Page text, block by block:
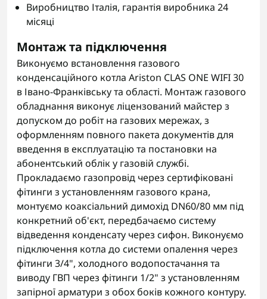
Виробництво Італія, гарантія виробника 24
місяці
Монтаж та підключення
Виконуємо встановлення газового
конденсаційного котла Ariston CLAS ONE WIFI 30
в Івано-Франківську та області. Монтаж газового
обладнання виконує ліцензований майстер з
допуском до робіт на газових мережах, з
оформленням повного пакета документів для
введення в експлуатацію та постановки на
абонентський облік у газовій службі.
Прокладаємо газопровід через сертифіковані
фітинги з установленням газового крана,
монтуємо коаксіальний димохід DN60/80 мм під
конкретний об'єкт, передбачаємо систему
відведення конденсату через сифон. Виконуємо
підключення котла до системи опалення через
фітинги 3/4", холодного водопостачання та
виводу ГВП через фітинги 1/2" з установленням
запірної арматури з обох боків кожного контуру.